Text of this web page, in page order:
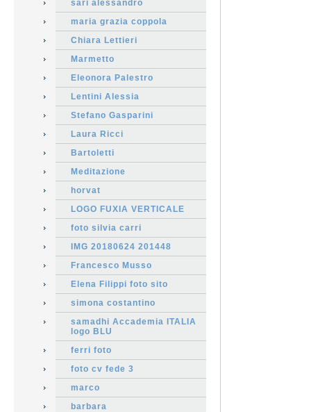
sari alessandro
maria grazia coppola
Chiara Lettieri
Marmetto
Eleonora Palestro
Lentini Alessia
Stefano Gasparini
Laura Ricci
Bartoletti
Meditazione
horvat
LOGO FUXIA VERTICALE
foto silvia carri
IMG 20180624 201448
Francesco Musso
Elena Filippi foto sito
simona costantino
samadhi Accademia ITALIA
logo BLU
ferri foto
foto cv fede 3
marco
barbara